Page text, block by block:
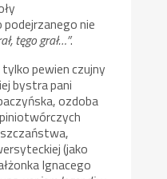
nie
tęgo grał…”.
pewien czujny
bystra pani
ozdoba
(jako
Ignacego